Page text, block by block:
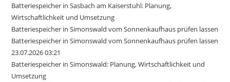
Batteriespeicher in Sasbach am Kaiserstuhl: Planung,
Wirtschaftlichkeit und Umsetzung
Batteriespeicher in Simonswald vom Sonnenkaufhaus prüfen lassen
Batteriespeicher in Simonswald vom Sonnenkaufhaus prüfen lassen
23.07.2026 03:21
Batteriespeicher in Simonswald: Planung, Wirtschaftlichkeit und
Umsetzung